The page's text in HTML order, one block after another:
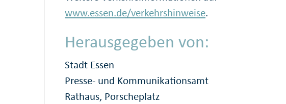
www.essen.de/verkehrshinweise.
Herausgegeben von:
Stadt Essen
Presse- und Kommunikationsamt
Rathaus, Porscheplatz